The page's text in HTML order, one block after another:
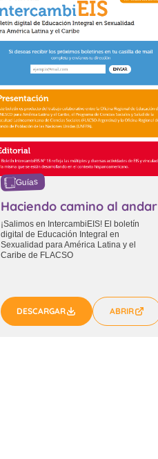
Guías
Haciendo camino al andar
¡Salimos en IntercambiEIS! El boletín
digital de Educación Integral en
Sexualidad para América Latina y el
Caribe de FLACSO
DESCARGAR ABRIR